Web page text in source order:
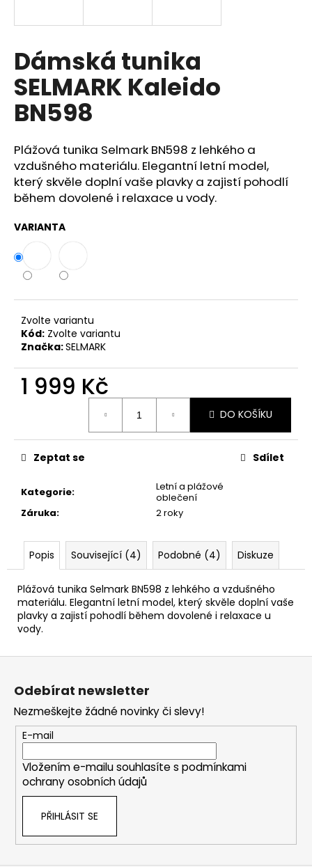
Dámská tunika
SELMARK Kaleido
BN598
Plážová tunika Selmark BN598 z lehkého a
vzdušného materiálu. Elegantní letní model,
který skvěle doplní vaše plavky a zajistí pohodlí
během dovolené i relaxace u vody.
VARIANTA
Zvolte variantu
Kód: Zvolte variantu
Značka:SELMARK
1 999 Kč
DO KOŠÍKU
Kategorie:
Letní a plážové
oblečení
Záruka: 2 roky
Zeptat se Sdílet
Popis Související (4) Podobné (4) Diskuze
Plážová tunika Selmark BN598 z lehkého a vzdušného
materiálu. Elegantní letní model, který skvěle doplní vaše
plavky a zajistí pohodlí během dovolené i relaxace u
vody.
í
t
?
HLEDAT
D
p
o
u
č
u
m
Z
Odebírat newsletter
Nezmeškejte žádné novinky či slevy!
E-mail
Vložením e-mailu souhlasíte s podmínkami
ochrany osobních údajů
PŘIHLÁSIT SE